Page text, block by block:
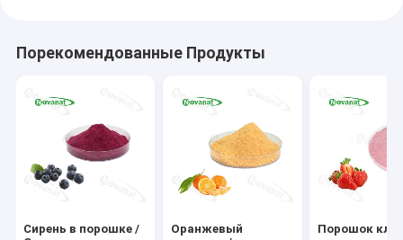
Порекомендованные Продукты
Сирень в порошке /
Оранжевый
Порошок